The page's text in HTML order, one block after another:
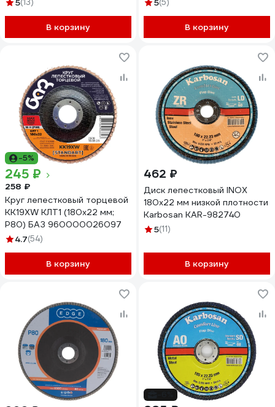
5(13)
В корзину
5(5)
В корзину
-5%
245 ₽
258 ₽
Круг лепестковый торцевой
KK19XW КЛТ1 (180х22 мм;
P80) БАЗ 960000026097
4.7(54)
В корзину
462 ₽
Диск лепестковый INOX
180х22 мм низкой плотности
Karbosan KAR-982740
5(11)
В корзину